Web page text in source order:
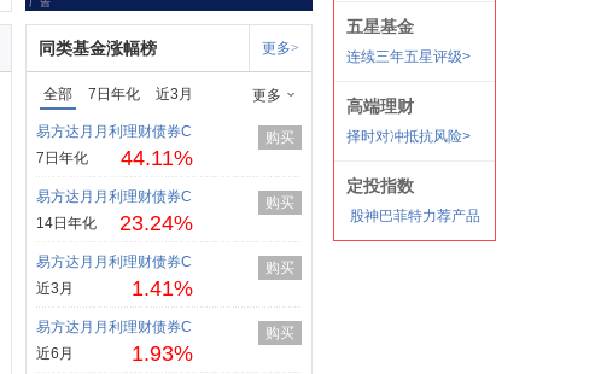
同类基金涨幅榜 更多>
全部 7日年化 近3月 更多
易方达月月利理财债券C
7日年化
44.11%
购买
易方达月月利理财债券C
14日年化
23.24%
购买
易方达月月利理财债券C
近3月
1.41%
购买
易方达月月利理财债券C
近6月
1.93%
购买